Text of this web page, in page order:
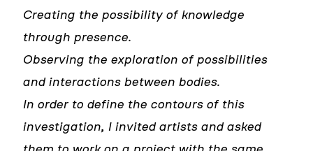
Creating the possibility of knowledge
through presence.
Observing the exploration of possibilities
and interactions between bodies.
In order to define the contours of this
investigation, I invited artists and asked